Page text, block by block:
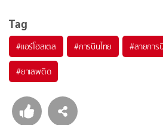
Tag
#แอร์โฮสเตส #การบินไทย #สายการ
#ยาเสพติด